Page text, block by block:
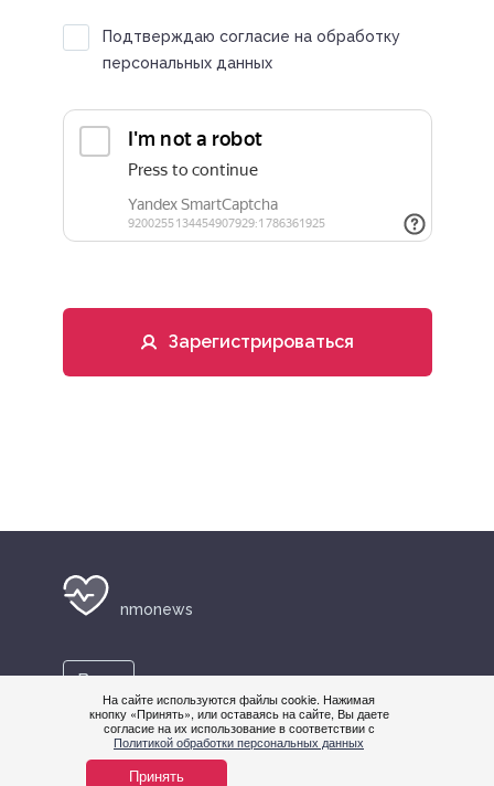
На сайте используются файлы cookie. Нажимая
кнопку «Принять», или оставаясь на сайте, Вы даете
согласие на их использование в соответствии с
Политикой обработки персональных данных
Принять
Подтверждаю согласие на обработку
персональных данных
Зарегистрироваться
nmonews
+7 495 419-08-68
Вход